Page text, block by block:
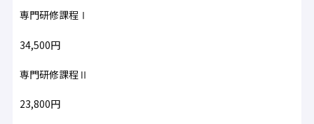
専門研修課程Ⅰ
34,500円
専門研修課程Ⅱ
23,800円